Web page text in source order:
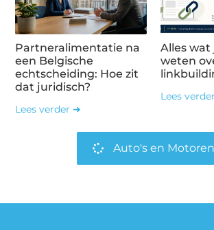
Partneralimentatie na
een Belgische
echtscheiding: Hoe zit
dat juridisch?
Lees verder ➜
Alles
weten
Lees
Auto's en Motoren